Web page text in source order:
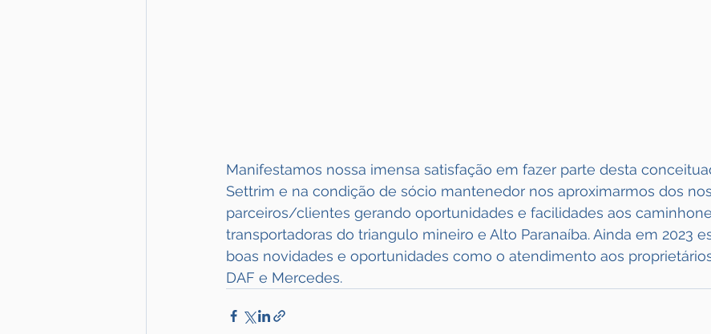
Manifestamos nossa imensa satisfação em fazer parte desta
Settrim e na condição de sócio mantenedor nos aproximarmos dos
parceiros/clientes gerando oportunidades e facilidades aos
transportadoras do triangulo mineiro e Alto Paranaíba. Ainda em 2023
boas novidades e oportunidades como o atendimento aos
DAF e Mercedes.